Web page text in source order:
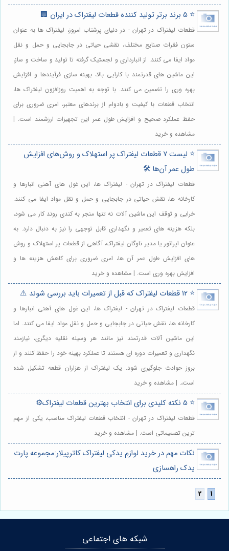
⭐️ 5 برند برتر تولید کننده قطعات لیفتراک در ایران 🏢
قطعات لیفتراک در تهران - در دنیای پرشتاب امروز، لیفتراک ها به عنوان
ستون فقرات صنایع مختلف، نقشی حیاتی در جابجایی و حمل و نقل
مواد ایفا می کنند. از انبارداری و لجستیک گرفته تا تولید و ساخت و ساز،
این ماشین های قدرتمند با کارایی بالا، بهینه سازی فرآیندها و افزایش
بهره وری را تضمین می کنند. با توجه به اهمیت روزافزون لیفتراک ها،
انتخاب قطعات با کیفیت و بادوام از برندهای معتبر، امری ضروری برای
حفظ عملکرد صحیح و افزایش طول عمر این تجهیزات ارزشمند است. |
مشاهده و خرید
⭐️ لیست 7 قطعات لیفتراک پر استهلاک و روش‌های افزایش
طول عمر آن‌ها 🛠️
قطعات لیفتراک در تهران - لیفتراک ها، این غول های آهنی انبارها و
کارخانه ها، نقش حیاتی در جابجایی و حمل و نقل مواد ایفا می کنند.
خرابی و توقف این ماشین آلات نه تنها منجر به کندی روند کار می شود،
بلکه هزینه های تعمیر و نگهداری قابل توجهی را نیز به دنبال دارد. به
عنوان اپراتور یا مدیر ناوگان لیفتراک، آگاهی از قطعات پر استهلاک و روش
های افزایش طول عمر آن ها، امری ضروری برای کاهش هزینه ها و
افزایش بهره وری است. | مشاهده و خرید
⭐️ 12 قطعات لیفتراک که قبل از تعمیرات باید بررسی شوند ⚠️
قطعات لیفتراک در تهران - لیفتراک ها، این غول های آهنی انبارها و
کارخانه ها، نقش حیاتی در جابجایی و حمل و نقل مواد ایفا می کنند. اما
این ماشین آلات قدرتمند نیز مانند هر وسیله نقلیه دیگری، نیازمند
نگهداری و تعمیرات دوره ای هستند تا عملکرد بهینه خود را حفظ کنند و از
بروز حوادث جلوگیری شود. یک لیفتراک از هزاران قطعه تشکیل شده
است،. | مشاهده و خرید
⭐️ 5 نکته کلیدی برای انتخاب بهترین قطعات لیفتراک⚙️
قطعات لیفتراک در تهران - انتخاب قطعات لیفتراک مناسب، یکی از مهم
ترین تصمیماتی است. | مشاهده و خرید
نکات مهم در خرید لوازم یدکی لیفتراک کاترپیلار:مجموعه پارت
یدک راهسازی
شبکه های اجتماعی